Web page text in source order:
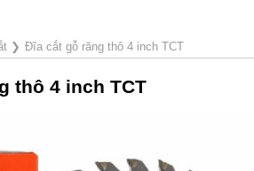
❯ Đĩa cắt gỗ răng thô 4 inch TCT
thô 4 inch TCT